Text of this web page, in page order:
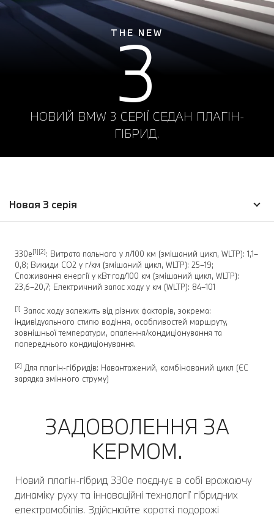
THE NEW
3
НОВИЙ BMW 3 СЕРІЇ СЕДАН ПЛАГІН-
ГІБРИД.
Новая 3 серія
330e[1][2]: Витрата пального у л/100 км (змішаний цикл, WLTP): 1,1–
0,8; Викиди CO2 у г/км (змішаний цикл, WLTP): 25–19;
Споживання енергії у кВт⋅год/100 км (змішаний цикл, WLTP):
23,6–20,7; Електричний запас ходу у км (WLTP): 84–101
[1] Запас ходу залежить від різних факторів, зокрема:
індивідуального стилю водіння, особливостей маршруту,
зовнішньої температури, опалення/кондиціонування та
попереднього кондиціонування.
[2] Для плагін-гібридів: Навантажений, комбінований цикл (ЄC
зарядка змінного струму)
ЗАДОВОЛЕННЯ ЗА
КЕРМОМ.
Новий плагін-гібрид 330e поєднує в собі вражаючу
динаміку руху та інноваційні технології гібридних
електромобілів. Здійснюйте короткі подорожі